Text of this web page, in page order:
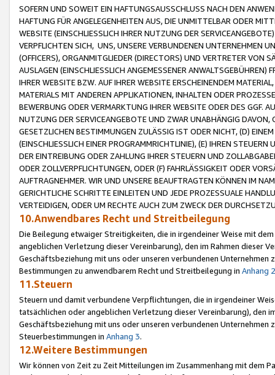
SOFERN UND SOWEIT EIN HAFTUNGSAUSSCHLUSS NACH DEN
HAFTUNG FÜR ANGELEGENHEITEN AUS, DIE UNMITTELBAR ODER
WEBSITE (EINSCHLIESSLICH IHRER NUTZUNG DER
VERPFLICHTEN SICH, UNS, UNSERE VERBUNDENEN UNTERNEHMEN
(OFFICERS), ORGANMITGLIEDER (DIRECTORS) UND VERTRETER VON
AUSLAGEN (EINSCHLIESSLICH ANGEMESSENER
IHRER WEBSITE BZW. AUF IHRER WEBSITE ERSCHEINENDEM
MATERIALS MIT ANDEREN APPLIKATIONEN, INHALTEN ODER
BEWERBUNG ODER VERMARKTUNG IHRER WEBSITE ODER DES GGF.
NUTZUNG DER SERVICEANGEBOTE UND ZWAR UNABHÄNGIG
GESETZLICHEN BESTIMMUNGEN ZULÄSSIG IST ODER NICHT, (D)
(EINSCHLIESSLICH EINER PROGRAMMRICHTLINIE), (E) IHREN
DER EINTREIBUNG ODER ZAHLUNG IHRER STEUERN UND
ODER ZOLLVERPFLICHTUNGEN, ODER (F) FAHRLÄSSIGKEIT ODER
AUFTRAGNEHMER. WIR UND UNSERE BEAUFTRAGTEN KÖNNEN IM
GERICHTLICHE SCHRITTE EINLEITEN UND JEDE PROZESSUALE
VERTEIDIGEN, ODER UM RECHTE AUCH ZUM ZWECK DER
10.Anwendbares Recht und Streitbeilegung
Die Beilegung etwaiger Streitigkeiten, die in irgendeiner Weise mit
angeblichen Verletzung dieser Vereinbarung), den im Rahmen dieser
Geschäftsbeziehung mit uns oder unseren verbundenen
Bestimmungen zu anwendbarem Recht und Streitbeilegung in Anhang 2
11.Steuern
Steuern und damit verbundene Verpflichtungen, die in irgendeiner
tatsächlichen oder angeblichen Verletzung dieser Vereinbarung), den
Geschäftsbeziehung mit uns oder unseren verbundenen
Steuerbestimmungen in Anhang 3.
12.Weitere Bestimmungen
Wir können von Zeit zu Zeit Mitteilungen im Zusammenhang mit dem